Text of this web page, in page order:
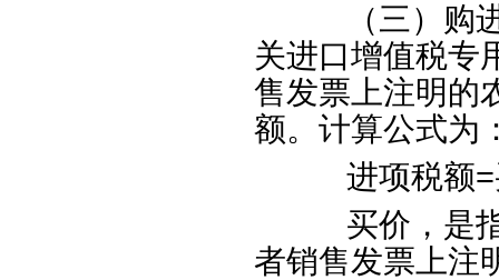
（三）购进
关进口增值税专
售发票上注明的
额。计算公式为
进项税额=
买价，是指
者销售发票上注